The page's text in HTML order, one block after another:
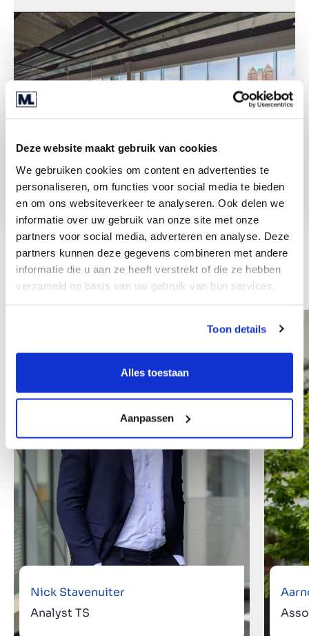
Deze website maakt gebruik van cookies
We gebruiken cookies om content en advertenties te
personaliseren, om functies voor social media te bieden
en om ons websiteverkeer te analyseren. Ook delen we
informatie over uw gebruik van onze site met onze
partners voor social media, adverteren en analyse. Deze
partners kunnen deze gegevens combineren met andere
informatie die u aan ze heeft verstrekt of die ze hebben
verzameld op basis van uw gebruik van hun services.
Toon details
Alles toestaan
Aanpassen
Andere collega's
Nick Stavenuiter
Analyst TS